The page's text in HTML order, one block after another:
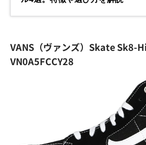
VANS（ヴァンズ）Skate Sk8-
VN0A5FCCY28